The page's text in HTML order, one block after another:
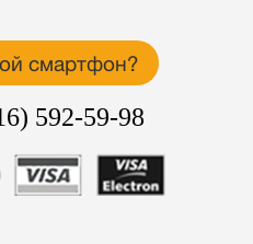
смартфон?
592-59-98